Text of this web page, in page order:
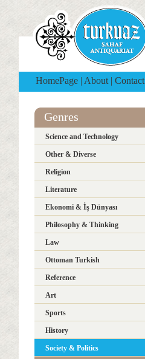
HomePage | About | Contact
Genres
Science and Technology
Other & Diverse
Religion
Literature
Ekonomi & İş Dünyası
Philosophy & Thinking
Law
Ottoman Turkish
Reference
Art
Sports
History
Society & Politics